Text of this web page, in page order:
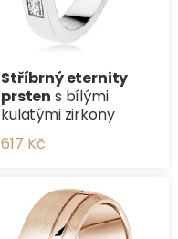
Stříbrný eternity
prsten s bílými
kulatými zirkony
617 Kč